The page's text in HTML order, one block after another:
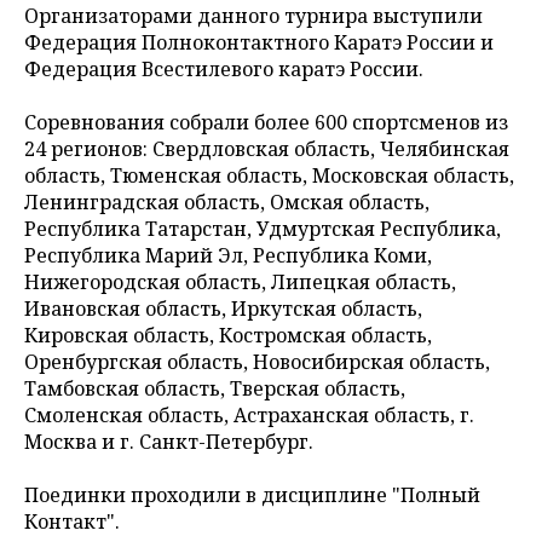
Организаторами данного турнира выступили
Федерация Полноконтактного Каратэ России и
Федерация Всестилевого каратэ России.
Соревнования собрали более 600 спортсменов из
24 регионов: Свердловская область, Челябинская
область, Тюменская область, Московская область,
Ленинградская область, Омская область,
Республика Татарстан, Удмуртская Республика,
Республика Марий Эл, Республика Коми,
Нижегородская область, Липецкая область,
Ивановская область, Иркутская область,
Кировская область, Костромская область,
Оренбургская область, Новосибирская область,
Тамбовская область, Тверская область,
Смоленская область, Астраханская область, г.
Москва и г. Санкт-Петербург.
Поединки проходили в дисциплине "Полный
Контакт".